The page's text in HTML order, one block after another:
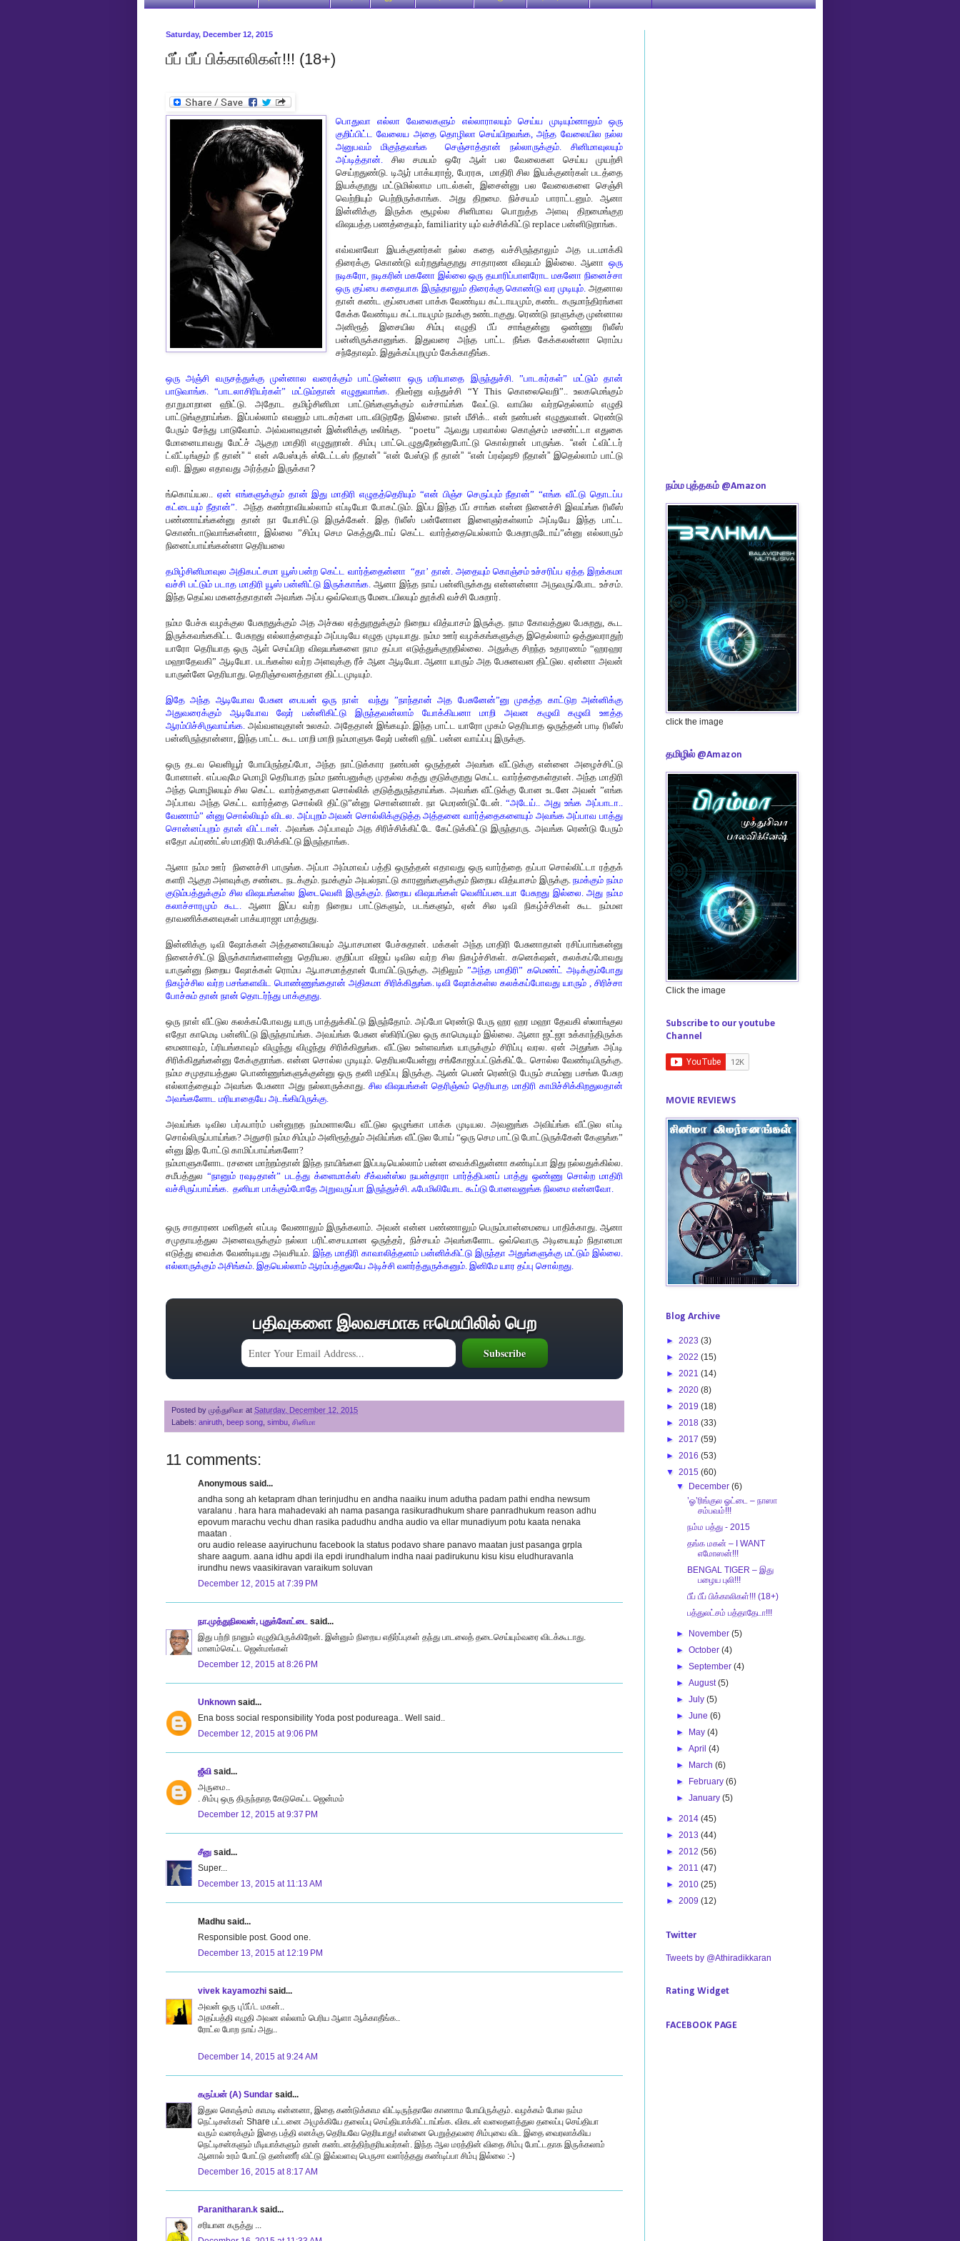
Saturday, December 12, 2015
பீப் பீப் பிக்காலிகள்!!! (18+)
பொதுவா எல்லா வேலைகளும் எல்லாராலயும் செய்ய முடியும்னாலும் ஒரு
குறிப்பிட்ட வேலைய அதை தொழிலா செய்யிறவங்க, அந்த வேலையில நல்ல
அனுபவம் மிகுந்தவங்க செஞ்சாத்தான் நல்லாருக்கும். சினிமாவுலயும்
அப்டித்தான். சில சமயம் ஒரே ஆள் பல வேலைகள செய்ய முயற்சி
செய்றதுண்டு. டிஆர் பாக்யராஜ், பேரரசு, மாதிரி சில இயக்குனர்கள் படத்தை
இயக்குறது மட்டுமில்லாம பாடல்கள், இசைன்னு பல வேலைகளை செஞ்சி
வெற்றியும் பெற்றிருக்காங்க. அது திறமை. நிச்சயம் பாராட்டனும். ஆனா
இன்னிக்கு இருக்க சூழல்ல சினிமாவ பொறுத்த அளவு திறமைங்குற
விஷயத்த பணத்தையும், familiarity யும் வச்சிக்கிட்டு replace பன்னிடுறாங்க.
எவ்வளவோ இயக்குனர்கள் நல்ல கதை வச்சிருந்தாலும் அத படமாக்கி
திரைக்கு கொண்டு வர்றதுங்குறது சாதாரண விஷயம் இல்லை. ஆனா ஒரு
நடிகரோ, நடிகரின் மகனோ இல்லை ஒரு தயாரிப்பாளரோட மகனோ நினைச்சா
ஒரு குப்பை கதையாக இருந்தாலும் திரைக்கு கொண்டு வர முடியும். அதனால
தான் கண்ட குப்பைகள பாக்க வேண்டிய கட்டாயமும், கண்ட கருமாந்திரங்கள
கேக்க வேண்டிய கட்டாயமும் நமக்கு உண்டாகுது. ரெண்டு நாளுக்கு முன்னால
அனிரூத் இசையில சிம்பு எழுதி பீப் சாங்குன்னு ஒண்ணு ரிலீஸ்
பன்னிருக்கானுங்க. இதுவரை அந்த பாட்ட நீங்க கேக்கலன்னா ரொம்ப
சந்தோஷம். இதுக்கப்புறமும் கேக்காதீங்க.
ஒரு அஞ்சி வருசத்துக்கு முன்னால வரைக்கும் பாட்டுன்னா ஒரு மரியாதை இருந்துச்சி. ”பாடகர்கள்” மட்டும் தான்
பாடுவாங்க. “பாடலாசிரியர்கள்” மட்டும்தான் எழுதுவாங்க. திடீர்னு வந்துச்சி “Y This கொலைவெறி”.. உலகமெங்கும்
தாறுமாறான ஹிட்டு. அதோட தமிழ்சினிமா பாட்டுங்களுக்கும் வச்சாய்ங்க வேட்டு. வாயில வர்றதெல்லாம் எழுதி
பாட்டுங்குறாய்ங்க. இப்பல்லாம் எவனும் பாடகர்கள பாடவிடுறதே இல்லை. நான் மீசிக்.. என் நண்பன் எழுதுவான். ரெண்டு
பேரும் சேந்து பாடுவோம். அவ்வளவுதான் இன்னிக்கு டீலிங்கு. “poetu” ஆவது பரவால்ல கொஞ்சம் டீசண்ட்டா எதுகை
மோனையாவது மேட்ச் ஆகுற மாதிரி எழுதுறான். சிம்பு பாட்டெழுதுறேன்னுபோட்டு கொல்றான் பாருங்க. “என் ட்விட்டர்
ட்வீட்டிங்கும் நீ தான்” “ என் ஃபேஸ்புக் ஸ்டேட்டஸ் நீதான்” “என் பேஸ்டு நீ தான்” “என் ப்ரஷ்ஷூ நீதான்” இதெல்லாம் பாட்டு
வரி. இதுல எதாவது அர்த்தம் இருக்கா?
ங்கொய்யல.. ஏன் எங்களுக்கும் தான் இது மாதிரி எழுதத்தெரியும் “என் பிஞ்ச செருப்பும் நீதான்” “எங்க வீட்டு தொடப்ப
கட்டையும் நீதான்”. அந்த கண்றாவியல்லாம் எப்டியோ போகட்டும். இப்ப இந்த பீப் சாங்க என்ன நினைச்சி இவய்ங்க ரிலீஸ்
பண்ணாய்ங்கன்னு தான் நா யோசிட்டு இருக்கேன். இத ரிலீஸ் பன்னோன இளைஞர்கள்லாம் அப்டியே இந்த பாட்ட
கொண்டாடுவாங்கன்னா, இல்லை ”சிம்பு செம கெத்துடோய் கெட்ட வார்த்தையெல்லாம் பேசுறாருடோய்”ன்னு எல்லாரும்
நினைப்பாய்ங்கன்னா தெரியலை
தமிழ்சினிமாவுல அதிகபட்சமா யூஸ் பன்ற கெட்ட வார்த்தைன்னா “தா’ தான். அதையும் கொஞ்சம் உச்சரிப்ப ஏத்த இறக்கமா
வச்சி பட்டும் படாத மாதிரி யூஸ் பன்னிட்டு இருக்காங்க. ஆனா இந்த நாய் பன்னிருக்கது என்னன்னா அருவருப்போட உச்சம்.
இந்த தெய்வ மகனத்தாதான் அவங்க அப்ப ஒவ்வொரு மேடையிலயும் தூக்கி வச்சி பேசுறார்.
நம்ம பேச்சு வழக்குல பேசுறதுக்கும் அத அச்சுல ஏத்துறதுக்கும் நிறைய வித்யாசம் இருக்கு. நாம கோவத்துல பேசுறது, கூட
இருக்கவங்ககிட்ட பேசுறது எல்லாத்தையும் அப்படியே எழுத முடியாது. நம்ம ஊர் வழக்கங்களுக்கு இதெல்லாம் ஒத்துவராதுற்
யாரோ தெரியாத ஒரு ஆள் செய்யிற விஷயங்களை நாம தப்பா எடுத்துக்குறதில்லை. அதுக்கு சிறந்த உதாரணம் “ஹரஹர
மஹாதேவகி” ஆடியோ. படங்கள்ல வர்ற அளவுக்கு ரீச் ஆன ஆடியோ. ஆனா யாரும் அத பேசுனவன திட்டுல. ஏன்னா அவன்
யாருன்னே தெரியாது. தெரிஞ்சவனத்தான திட்டமுடியும்.
இதே அந்த ஆடியோவ பேசுன பையன் ஒரு நாள் வந்து ”நாந்தான் அத பேசுனேன்”னு முகத்த காட்டுற அன்னிக்கு
அதுவரைக்கும் ஆடியோவ ஷேர் பன்னிகிட்டு இருந்தவன்லாம் யோக்கியனா மாறி அவன கழுவி கழுவி ஊத்த
ஆரம்பிச்சிருவாய்ங்க. அவ்வளவுதான் உலகம். அதேதான் இங்கயும். இந்த பாட்ட யாரோ முகம் தெரியாத ஒருத்தன் பாடி ரிலீஸ்
பன்னிருந்தான்னா, இந்த பாட்ட கூட மாறி மாறி நம்மாளுக ஷேர் பன்னி ஹிட் பன்ன வாய்ப்பு இருக்கு.
ஒரு தடவ வெளியூர் போயிருந்தப்போ, அந்த நாட்டுக்கார நண்பன் ஒருத்தன் அவங்க வீட்டுக்கு என்னை அழைச்சிட்டு
போனான். எப்பவுமே மொழி தெரியாத நம்ம நண்பனுக்கு முதல்ல கத்து குடுக்குறது கெட்ட வார்த்தைகள்தான். அந்த மாதிரி
அந்த மொழிலயும் சில கெட்ட வார்த்தைகள சொல்லிக் குடுத்துருந்தாய்ங்க. அவங்க வீட்டுக்கு போன உடனே அவன் ”எங்க
அப்பாவ அந்த கெட்ட வார்த்தை சொல்லி திட்டு”ன்னு சொன்னான். நா மெரண்டுட்டேன்.“அடேய்.. அது உங்க அப்பாடா..
வேணாம்” ன்னு சொல்லியும் விடல. அப்புறம் அவன் சொல்லிக்குடுத்த அத்தனை வார்த்தைகளையும் அவங்க அப்பாவ பாத்து
சொன்னப்புறம் தான் விட்டான். அவங்க அப்பாவும் அத சிரிச்சிக்கிட்டே கேட்டுக்கிட்டு இருந்தாரு. அவங்க ரெண்டு பேரும்
எதோ ஃப்ரண்ட்ஸ் மாதிரி பேசிக்கிட்டு இருந்தாங்க.
ஆனா நம்ம ஊர் நினைச்சி பாருங்க. அப்பா அம்மாவப் பத்தி ஒருத்தன் எதாவது ஒரு வார்த்தை தப்பா சொல்லிட்டா ரத்தக்
களரி ஆகுற அளவுக்கு சண்டை நடக்கும். நமக்கும் அயல்நாட்டு காரனுங்களுக்கும் நிறைய வித்யாசம் இருக்கு.நமக்கும் நம்ம
குடும்பத்துக்கும் சில விஷயங்கள்ல இடைவெளி இருக்கும். நிறைய விஷயங்கள் வெளிப்படையா பேசுறது இல்லை. அது நம்ம
கலாச்சாரமும் கூட. ஆனா இப்ப வர்ற நிறைய பாட்டுகளும், படங்களும், ஏன் சில டிவி நிகழ்ச்சிகள் கூட நம்மள
தாவணிக்கனவுகள் பாக்யராஜா மாத்துது.
இன்னிக்கு டிவி ஷோக்கள் அத்தனையிலயும் ஆபாசமான பேச்சுதான். மக்கள் அந்த மாதிரி பேசுனாதான் ரசிப்பாங்கன்னு
நினைச்சிட்டு இருக்காங்களான்னு தெரியல. குறிப்பா விஜய் டிவில வர்ற சில நிகழ்ச்சிகள். கனெக்‌ஷன், கலக்கப்போவது
யாருன்னு நிறைய ஷோக்கள் ரொம்ப ஆபாசமாத்தான் போயிட்டுருக்கு. அதிலும் ”அந்த மாதிரி” கமெண்ட் அடிக்கும்போது
நிகழ்ச்சில வர்ற பசங்களவிட பொண்ணுங்கதான் அதிகமா சிரிக்கிதுங்க. டிவி ஷோக்கள்ல கலக்கப்போவது யாரும் , சிரிச்சா
போச்சும் தான் நான் தொடர்ந்து பாக்குறது.
ஒரு நாள் வீட்டுல கலக்கப்போவது யாரு பாத்துக்கிட்டு இருந்தோம். அப்போ ரெண்டு பேரு ஹர ஹர மஹா தேவகி ஸ்லாங்குல
எதோ காமெடி பன்னிட்டு இருந்தாய்ங்க. அவய்ங்க பேசுன ஸ்கிரிப்டுல ஒரு காமெடியும் இல்லை. ஆனா ஜட்ஜா உக்காந்திருக்க
மைனாவும், ப்ரியங்காவும் விழுந்து விழுந்து சிரிக்கிதுங்க. வீட்டுல உள்ளவங்க யாருக்கும் சிரிப்பு வரல. ஏன் அதுங்க அப்டி
சிரிக்கிதுங்கன்னு கேக்குறாங்க. என்ன சொல்ல முடியும். தெரியலயேன்னு சங்கோஜப்பட்டுக்கிட்டே சொல்ல வேண்டியிருக்கு.
நம்ம சமுதாயத்துல பொண்ணுங்களுக்குன்னு ஒரு தனி மதிப்பு இருக்கு. ஆண் பெண் ரெண்டு பேரும் சமம்னு பசங்க பேசுற
எல்லாத்தையும் அவங்க பேசுனா அது நல்லாருக்காது. சில விஷயங்கள் தெரிஞ்சும் தெரியாத மாதிரி காமிச்சிக்கிறதுலதான்
அவங்களோட மரியாதையே அடங்கியிருக்கு.
அவய்ங்க டிவில பர்ஃபார்ம் பன்னுறத நம்மளாலயே வீட்டுல ஒழுங்கா பாக்க முடியல. அவனுங்க அவிய்ங்க வீட்டுல எப்டி
சொல்லிருப்பாய்ங்க? அதுசரி நம்ம சிம்பும் அனிரூத்தும் அவிய்ங்க வீட்டுல போய் “ஒரு செம பாட்டு போட்டுருக்கேன் கேளுங்க”
ன்னு இத போட்டு காமிப்பாய்ங்களோ?
நம்மாளுகளோட ரசனை மாற்றம்தான் இந்த நாயிங்கள இப்படியெல்லாம் பன்ன வைக்கிதுன்னா கண்டிப்பா இது நல்லதுக்கில்ல.
சமீபத்துல “நானும் ரவுடிதான்” படத்து க்ளைமாக்ஸ் சீக்வன்ஸ்ல நயன்தாரா பார்த்திபனப் பாத்து ஒண்ணு சொல்ற மாதிரி
வச்சிருப்பாய்ங்க. தனியா பாக்கும்போதே அறுவருப்பா இருந்துச்சி. ஃபேமிலியோட கூப்டு போனவனுங்க நிலமை என்னவோ.
ஒரு சாதாரண மனிதன் எப்படி வேணாலும் இருக்கலாம். அவன் என்ன பண்ணாலும் பெரும்பான்மையை பாதிக்காது. ஆனா
சமுதாயத்துல அனைவருக்கும் நல்லா பரிட்சையமான ஒருத்தர், நிச்சயம் அவங்களோட ஒவ்வொரு அடியையும் நிதானமா
எடுத்து வைக்க வேண்டியது அவசியம். இந்த மாதிரி காவாலித்தனம் பன்னிக்கிட்டு இருந்தா அதுங்களுக்கு மட்டும் இல்லை.
எல்லாருக்கும் அசிங்கம். இதயெல்லாம் ஆரம்பத்துலயே அடிச்சி வளர்த்துருக்கனும். இனிமே யார தப்பு சொல்றது.
பதிவுகளை இலவசமாக ஈமெயிலில் பெற
Posted by முத்துசிவா at Saturday, December 12, 2015
Labels: aniruth, beep song, simbu, சினிமா
11 comments:
Anonymous said...
andha song ah ketapram dhan terinjudhu en andha naaiku inum adutha padam pathi endha newsum
varalanu . hara hara mahadevaki ah nama pasanga rasikuradhukum share panradhukum reason adhu
epovum marachu vechu dhan rasika padudhu andha audio va ellar munadiyum potu kaata nenaka
maatan .
oru audio release aayiruchunu facebook la status podavo share panavo maatan just pasanga grpla
share aagum. aana idhu apdi ila epdi irundhalum indha naai padirukunu kisu kisu eludhuravanla
irundhu news vaasikiravan varaikum soluvan
December 12, 2015 at 7:39 PM
நா.முத்துநிலவன், புதுக்கோட்டை said...
இது பற்றி நானும் எழுதியிருக்கிறேன். இன்னும் நிறைய எதிர்ப்புகள் தந்து பாடலைத் தடைசெய்யும்வரை விடக்கூடாது.
மானம்கெட்ட ஜென்மங்கள்
December 12, 2015 at 8:26 PM
Unknown said...
Ena boss social responsibility Yoda post podureaga.. Well said..
December 12, 2015 at 9:06 PM
ஜீவி said...
அருமை..
. சிம்பு ஒரு திருந்தாத கேடுகெட்ட ஜென்மம்
December 12, 2015 at 9:37 PM
சீனு said...
Super...
December 13, 2015 at 11:13 AM
Madhu said...
Responsible post. Good one.
December 13, 2015 at 12:19 PM
vivek kayamozhi said...
அவன் ஒரு பு'பீப்'ட மகன்..
அதப்பத்தி எழுதி அவன எல்லாம் பெரிய ஆளா ஆக்காதீங்க..
ரோட்ல போற நாய் அது..
December 14, 2015 at 9:24 AM
கருப்பன் (A) Sundar said...
இதுல கொஞ்சம் காமடி என்னனா, இதை கண்டுக்காம விட்டிருந்தாலே காணாம போயிருக்கும். வழக்கம் போல நம்ம
நெட்டிசன்கள் Share பட்டனை அமுக்கியே தலைப்பு செய்தியாக்கிட்டாய்ங்க. விகடன் வலைதளத்துல தலைப்பு செய்தியா
வரும் வரைக்கும் இதை பத்தி எனக்கு தெரியவே தெரியாது! என்னை பெறுத்தவரை சிம்புவை விட இதை வைரலாக்கிய
நெட்டிசன்களும் மீடியாக்களும் தான் கண்டனத்திற்குரியவர்கள். இந்த ஆல மரத்தின் விதை சிம்பு போட்டதாக இருக்கலாம்
ஆனால் உரம் போட்டு தண்ணீர் விட்டு இவ்வளவு பெருசா வளர்த்தது கண்டிப்பா சிம்பு இல்லை :-)
December 16, 2015 at 8:17 AM
Paranitharan.k said...
சரியான கருத்து ...
நம்ம புத்தகம் @Amazon
click the image
தமிழில் @Amazon
Click the image
Subscribe to our youtube
Channel
MOVIE REVIEWS
Blog Archive
► 2023 (3)
► 2022 (15)
► 2021 (14)
► 2020 (8)
► 2019 (18)
► 2018 (33)
► 2017 (59)
► 2016 (53)
▼ 2015 (60)
▼ December(6)
’ஓ’ரிங்குல ஓட்டை – நாஸா
சம்பவம்!!!
நம்ம பத்து - 2015
தங்க மகன் – I WANT
எமோஸன்!!!
BENGAL TIGER – இது
பழைய புலி!!!
பீப் பீப் பிக்காலிகள்!!! (18+)
பத்துலட்சம் பத்தாதேடா!!!
► November(5)
►October(4)
►September(4)
►August(5)
►July(5)
►June(6)
► May(4)
►April(4)
► March(6)
► February(6)
►January(5)
► 2014 (45)
► 2013 (44)
► 2012 (56)
► 2011 (47)
► 2010 (25)
► 2009 (12)
Twitter
Tweets by @Athiradikkaran
Rating Widget
FACEBOOK PAGE